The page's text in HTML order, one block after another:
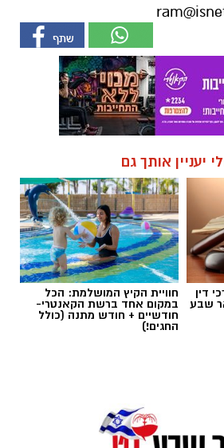
יעניין אותך גם
דין
שבע
חוויית הקיץ המושלמת: הכל
במקום אחד ברשת הקאנטרי-
חודשיים + חודש מתנה (כולל
החגים!)
חוזרים הביתה:
בסורוקה נפתחה